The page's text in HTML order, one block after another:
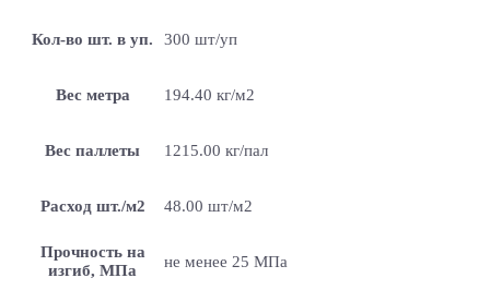
Кол-во шт. в уп. 300 шт/уп
Вес метра 194.40 кг/м2
Вес паллеты 1215.00 кг/пал
Расход шт./м2 48.00 шт/м2
Прочность на
изгиб, МПа
не менее 25 МПа